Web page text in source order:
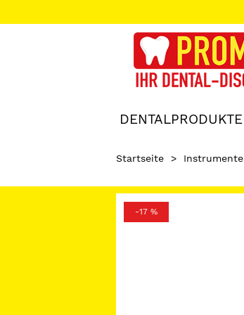
DENTALPRODUKTE
Startseite > Instrumente
-17 %